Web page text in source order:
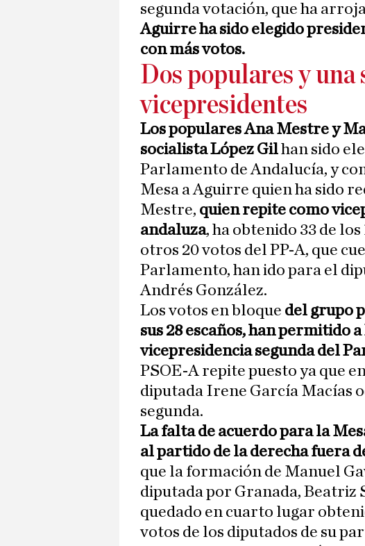
segunda votación, que ha
Aguirre ha sido elegido
con más votos.
Dos populares y una
vicepresidentes
Los populares Ana Mestre y
socialista López Gilhan sido
Parlamento de Andalucía, y
Mesa a Aguirre quien ha sido
Mestre, quien repite como
andaluza, ha obtenido 33 de
otros 20 votos del PP-A, que
Parlamento, han ido para el
Andrés González.
Los votos en bloque del grupo
sus 28 escaños, han permitido
vicepresidencia segunda del
PSOE-A repite puesto ya que
diputada Irene García Macías
segunda.
La falta de acuerdo para la
al partido de la derecha fuera
que la formación de Manuel
diputada por Granada, Beatriz
quedado en cuarto lugar
votos de los diputados de su